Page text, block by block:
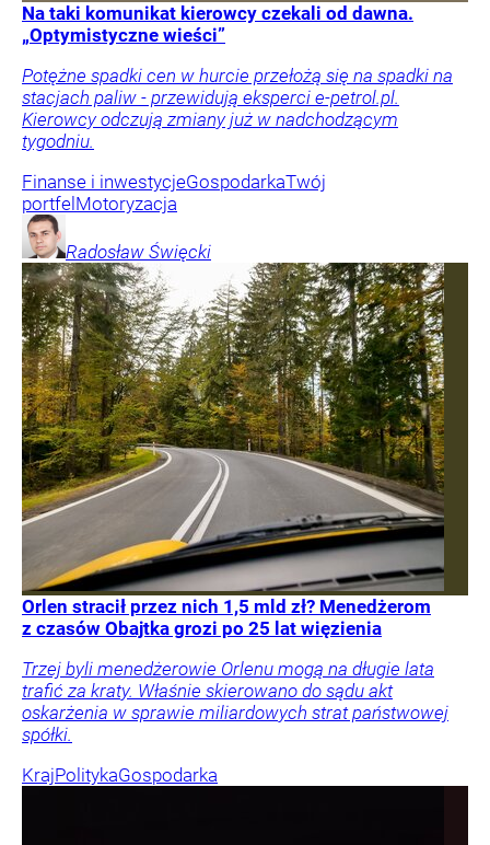
Na taki komunikat kierowcy czekali od dawna.
„Optymistyczne wieści”
Potężne spadki cen w hurcie przełożą się na spadki na
stacjach paliw - przewidują eksperci e-petrol.pl.
Kierowcy odczują zmiany już w nadchodzącym
tygodniu.
Finanse i inwestycjeGospodarkaTwój
portfel Motoryzacja
Radosław Święcki
Orlen stracił przez nich 1,5 mld zł? Menedżerom
z czasów Obajtka grozi po 25 lat więzienia
Trzej byli menedżerowie Orlenu mogą na długie lata
trafić za kraty. Właśnie skierowano do sądu akt
oskarżenia w sprawie miliardowych strat państwowej
spółki.
KrajPolitykaGospodarka